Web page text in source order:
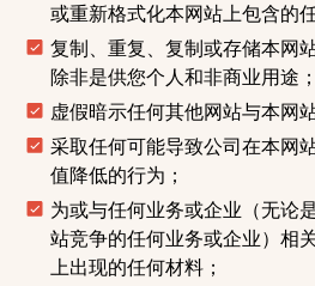
或重新格式化本网站上包含的
复制、重复、复制或存储本网
除非是供您个人和非商业用途；
虚假暗示任何其他网站与本网
采取任何可能导致公司在本网
值降低的行为；
为或与任何业务或企业（无论
站竞争的任何业务或企业）相
上出现的任何材料；